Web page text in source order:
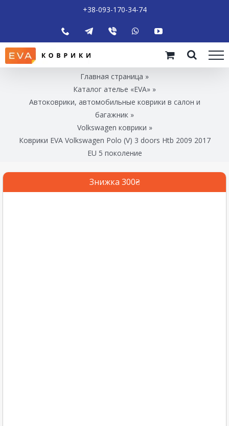
+38-093-170-34-74
Главная страница »
Каталог ателье «EVA» »
Автоковрики, автомобильные коврики в салон и
багажник »
Volkswagen коврики »
Коврики EVA Volkswagen Polo (V) 3 doors Htb 2009 2017
EU 5 поколение
Знижка 300₴